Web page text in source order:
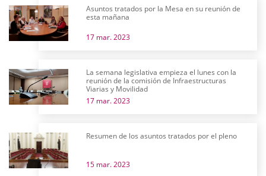
Asuntos tratados por la Mesa en su reunión de
esta mañana
17 mar. 2023
La semana legislativa empieza el lunes con la
reunión de la comisión de Infraestructuras
Viarias y Movilidad
17 mar. 2023
Resumen de los asuntos tratados por el pleno
15 mar. 2023